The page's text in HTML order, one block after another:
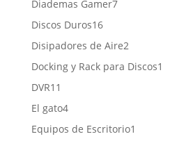
Diademas Gamer77
Discos Duros1616
productos
Disipadores de Aire22
productos
Docking y Rack para Discos1
DVR11
productos
El gato44
productos
Equipos de Escritorio1